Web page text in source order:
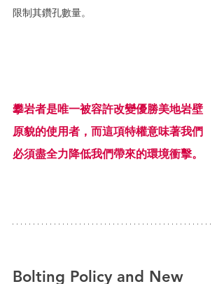
限制其鑽孔數量。
攀岩者是唯一被容許改變優勝美地岩壁
原貌的使用者，而這項特權意味著我們
必須盡全力降低我們帶來的環境衝擊。
Bolting Policy and New